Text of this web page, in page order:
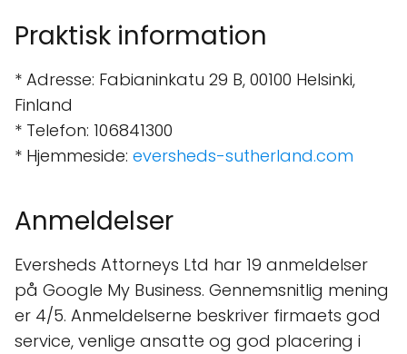
Praktisk information
* Adresse: Fabianinkatu 29 B, 00100 Helsinki,
Finland
* Telefon: 106841300
* Hjemmeside: eversheds-sutherland.com
Anmeldelser
Eversheds Attorneys Ltd har 19 anmeldelser
på Google My Business. Gennemsnitlig mening
er 4/5. Anmeldelserne beskriver firmaets god
service, venlige ansatte og god placering i